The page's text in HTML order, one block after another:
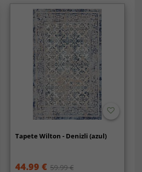
Tapete Wilton - Denizli (azul)
44.99 € 59.99 €